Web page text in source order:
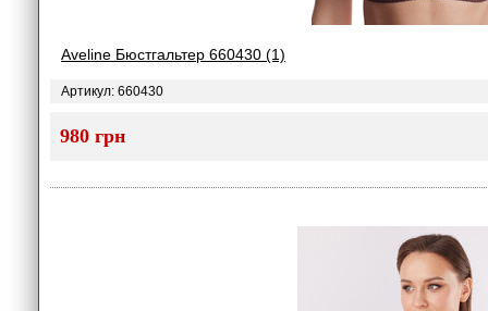
Aveline Бюстгальтер 660430 (1)
Артикул: 660430
980 грн